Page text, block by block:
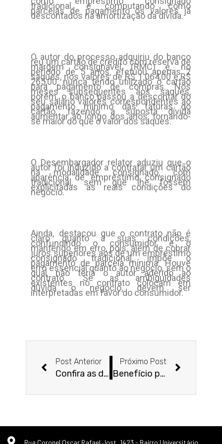
tradicional, e computando como
parcelas de pagamento os valores já
descontados na amortização da dívida.
O autor do processo adquiriu do banco
réu um cartão de crédito com reserva de
margem consignável (RMC) e, no
período de 5 anos, efetuou apenas 2
saques, nos valores de R$ 1.064,00 e R$
265,00, nunca tendo utilizado o cartão
para pagamento de compras. Nos
meses subsequentes aos saques,
porém, o banco passou a descontar do
seu salário valores correspondentes ao
pagamento mínimo das faturas do
cartão, fazendo a suposta dívida
aumentar ao longo dos anos, tornando-
se maior do que o valor dos saques.
O Desembargador relator aduziu que o
autor foi induzido a contratar um cartão
na modalidade consignado, com
aparência de empréstimo consignado
tradicional, sem que lhe fossem
explicitadas as reais condições do
negócio.
Ainda, destacou que o contrato não é
claro quanto a suas condições,
confundindo o consumidor e o
mantendo em erro, pois, além de cobrar
juros superiores aos de um empréstimo
consignado tradicional, impõe o
pagamento de parcela mínima. Houve
erro essencial quanto ao negócio, sem o
qual não teria o autor aderido ao
contrato. Se as ambiguidades
existentes no contrato colocam em
dúvida o negócio, devem ser
interpretadas em favor do consumidor.
Anterior
Post Anterior
Confira as datas para pagamento do abono salarial em 2022
Próximo Post
Benefício previdenciário recebido de boa-fé não precisa ser devolvido
Rua Coronel Oscar Rafael Jost, 1423 - Bairro Universitário